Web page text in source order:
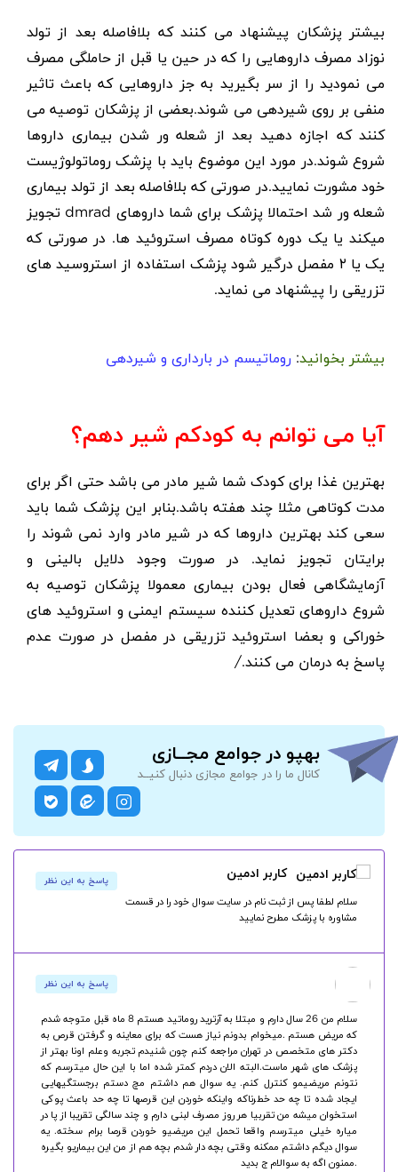
بیشتر پزشکان پیشنهاد می کنند که بلافاصله بعد از تولد
نوزاد مصرف داروهایی را که در حین یا قبل از حاملگی مصرف
می نمودید را از سر بگیرید به جز داروهایی که باعث تاثیر
منفی بر روی شیردهی می شوند.بعضی از پزشکان توصیه می
کنند که اجازه دهید بعد از شعله ور شدن بیماری داروها
شروع شوند.در مورد این موضوع باید با پزشک روماتولوژیست
خود مشورت نمایید.در صورتی که بلافاصله بعد از تولد بیماری
شعله ور شد احتمالا پزشک برای شما داروهای dmrad تجویز
میکند یا یک دوره کوتاه مصرف استروئید ها. در صورتی که
یک یا ۲ مفصل درگیر شود پزشک استفاده از استروسید های
تزریقی را پیشنهاد می نماید.
بیشتر بخوانید: روماتیسم در بارداری و شیردهی
آیا می توانم به کودکم شیر دهم؟
بهترین غذا برای کودک شما شیر مادر می باشد حتی اگر برای
مدت کوتاهی مثلا چند هفته باشد.بنابر این پزشک شما باید
سعی کند بهترین داروها که در شیر مادر وارد نمی شوند را
برایتان تجویز نماید. در صورت وجود دلایل بالینی و
آزمایشگاهی فعال بودن بیماری معمولا پزشکان توصیه به
شروع داروهای تعدیل کننده سیستم ایمنی و استروئید های
خوراکی و بعضا استروئید تزریقی در مفصل در صورت عدم
پاسخ به درمان می کنند./
بهپو در جوامع مجــازی
کانال ما را در جوامع مجازی دنبال کنیــد
کاربر ادمین پاسخ به این نظر
سلام لطفا پس از ثبت نام در سایت سوال خود را در قسمت
مشاوره با پزشک مطرح نمایید
پاسخ به این نظر
سلام من 26 سال دارم و مبتلا به آرترید روماتید هستم 8 ماه قبل متوجه شدم
که مریض هستم .میخوام بدونم نیاز هست که برای معاینه و گرفتن قرص به
دکتر های متخصص در تهران مراجعه کنم چون شنیدم تجربه وعلم اونا بهتر از
پزشک های شهر ماست.البته الان دردم کمتر شده اما با این حال میترسم که
نتونم مریضیمو کنترل کنم. یه سوال هم داشتم مچ دستم برجستگیهایی
ایجاد شده تا چه حد خطرناکه واینکه خوردن این قرصها تا چه حد باعث پوکی
استخوان میشه من تقربیا هر روز مصرف لبنی دارم و چند سالگی تقریبا از پا در
میاره خیلی میترسم واقعا تحمل این مریضیو خوردن قرصا برام سخته. یه
سوال دیگم داشتم ممکنه وقتی بچه دار شدم بچه هم از من این بیماریو بگیره
.ممنون اگه به سوالام ج بدید